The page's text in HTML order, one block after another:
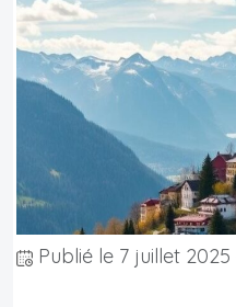
Publié le 7 juillet 2025